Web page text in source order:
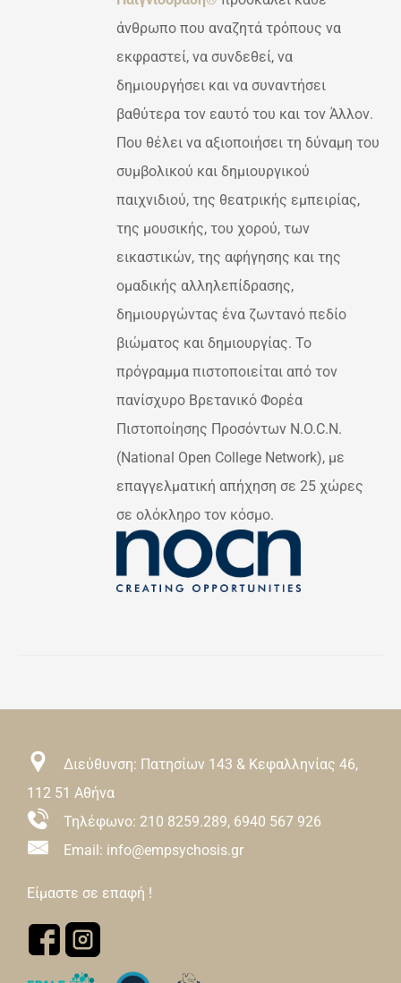
άνθρωπο που αναζητά τρόπους να
εκφραστεί, να συνδεθεί, να
δημιουργήσει και να συναντήσει
βαθύτερα τον εαυτό του και τον Άλλον.
Που θέλει να αξιοποιήσει τη δύναμη του
συμβολικού και δημιουργικού
παιχνιδιού, της θεατρικής εμπειρίας,
της μουσικής, του χορού, των
εικαστικών, της αφήγησης και της
ομαδικής αλληλεπίδρασης,
δημιουργώντας ένα ζωντανό πεδίο
βιώματος και δημιουργίας. Το
πρόγραμμα πιστοποιείται από τον
πανίσχυρο Βρετανικό Φορέα
Πιστοποίησης Προσόντων N.O.C.N.
(National Open College Network), με
επαγγελματική απήχηση σε 25 χώρες
σε ολόκληρο τον κόσμο.
Διεύθυνση: Πατησίων 143 & Κεφαλληνίας 46,
112 51 Αθήνα
Τηλέφωνο: 210 8259.289, 6940 567 926
Email: info@empsychosis.gr
Είμαστε σε επαφή !